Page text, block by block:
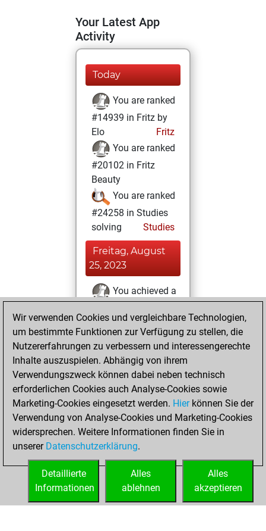
Your Latest App
Activity
Today
You are ranked
#14939 in Fritz by
Elo
Fritz
You are ranked
#20102 in Fritz
Beauty
You are ranked
#24258 in Studies
solving
Studies
Freitag, August
25, 2023
You achieved a
Fritz
You
achieved a new Elo
of 1588
You created
your Fritz account
You solved 2
rated studies
Studies
You
account
Wir verwenden Cookies und vergleichbare Technologien,
um bestimmte Funktionen zur Verfügung zu stellen, die
Nutzererfahrungen zu verbessern und interessengerechte
Inhalte auszuspielen. Abhängig von ihrem
Verwendungszweck können dabei neben technisch
erforderlichen Cookies auch Analyse-Cookies sowie
Marketing-Cookies eingesetzt werden. Hierkönnen Sie der
Verwendung von Analyse-Cookies und Marketing-Cookies
widersprechen. Weitere Informationen finden Sie in
unserer Datenschutzerklärung.
Alles
akzeptieren
Alles
ablehnen
Detaillierte
Informationen